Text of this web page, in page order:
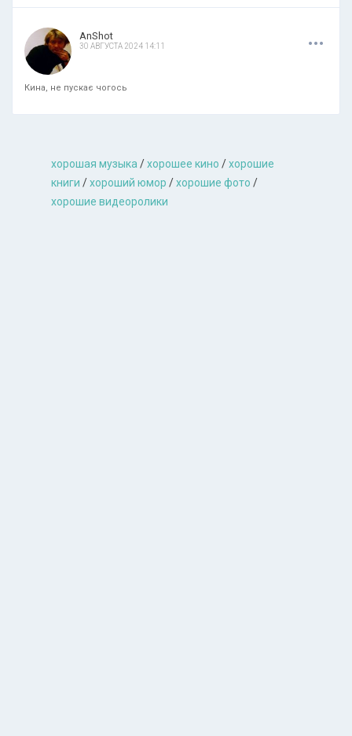
AnShot
30 АВГУСТА 2024 14:11 ...
Кина, не пускає чогось
хорошая музыкa/хорошее кино /хорошие
книги /хороший юмор /хорошие фото /
хорошие видеоролики